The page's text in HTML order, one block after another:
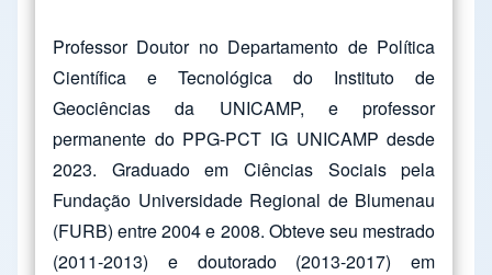
Professor Doutor no Departamento de Política
Científica e Tecnológica do Instituto de
Geociências da UNICAMP, e professor
permanente do PPG-PCT IG UNICAMP desde
2023. Graduado em Ciências Sociais pela
Fundação Universidade Regional de Blumenau
(FURB) entre 2004 e 2008. Obteve seu mestrado
(2011-2013) e doutorado (2013-2017) em